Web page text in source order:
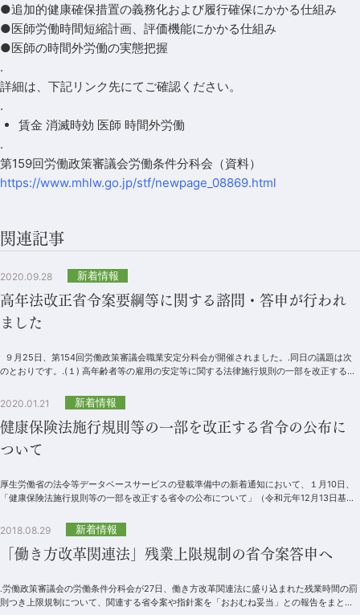
●追加的健康確保措置の義務化および履行確保にかかる仕組み
●医師労働時間短縮計画、評価機能にかかる仕組み
●医師の時間外労働の実態把握
.
詳細は、下記リンク先にてご確認ください。
.
賃金 消滅時効 医師 時間外労働
.
第159回労働政策審議会労働条件分科会（資料）
https://www.mhlw.go.jp/stf/newpage_08869.html
関連記事
2020.09.28 新着情報
高年法改正省令案要綱等に関する諮問・答申が行われ
ました
９月25日、第154回労働政策審議会職業安定分科会が開催されました。.同日の議題は次
のとおりです。.(１) 高年齢者等の雇用の安定等に関する法律施行規則の一部を改正する省
2020.01.21 新着情報
健康保険法施行規則等の一部を改正する省令の公布に
ついて
厚生労働省の法令等データベースサービスの登載準備中の新着通知において、１月10日、
「健康保険法施行規則等の一部を改正する省令の公布について」（令和元年12月13日基発
2018.08.29 新着情報
「働き方改革関連法」残業上限規制の省令案答申へ
.労働政策審議会の労働条件分科会が27日、働き方改革関連法に盛り込まれた残業時間の罰
則つき上限規制について、関連する省令案や指針案を「おおむね妥当」との報告をまとめ